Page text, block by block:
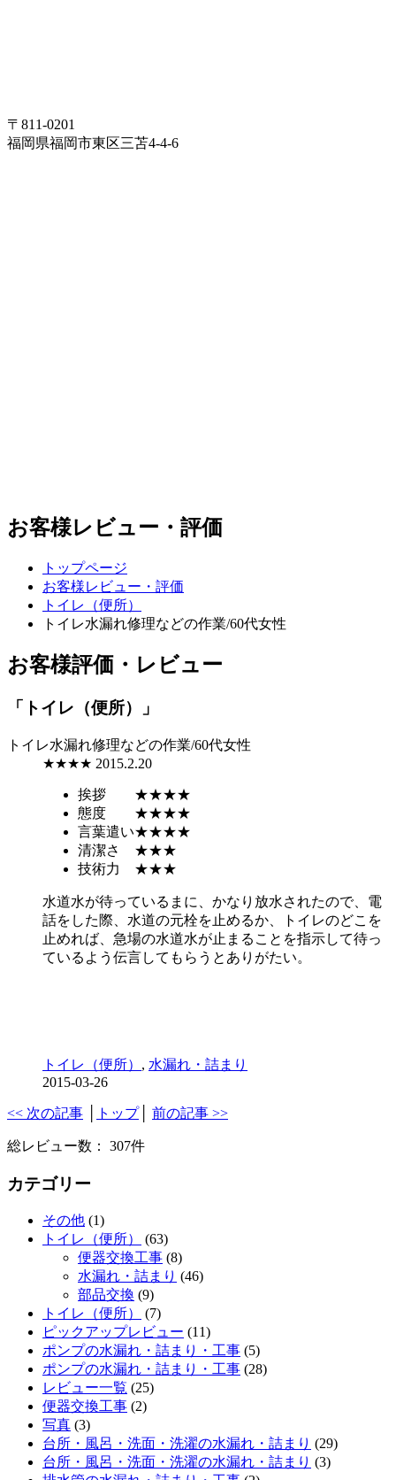
〒811-0201
福岡県福岡市東区三苫4-4-6
お客様レビュー・評価
トップページ
お客様レビュー・評価
トイレ（便所）
トイレ水漏れ修理などの作業/60代女性
お客様評価・レビュー
「トイレ（便所）」
トイレ水漏れ修理などの作業/60代女性
★★★★ 2015.2.20
挨拶 ★★★★
態度 ★★★★
言葉遣い★★★★
清潔さ ★★★
技術力 ★★★
水道水が待っているまに、かなり放水されたので、電
話をした際、水道の元栓を止めるか、トイレのどこを
止めれば、急場の水道水が止まることを指示して待っ
ているよう伝言してもらうとありがたい。
トイレ（便所） , 水漏れ・詰まり
2015-03-26
<< 次の記事 トップ│ 前の記事 >>
総レビュー数： 307件
カテゴリー
その他 (1)
トイレ（便所）
(63)
便器交換工事 (8)
水漏れ・詰まり (46)
部品交換 (9)
トイレ（便所）
(7)
ピックアップレビュー (11)
ポンプの水漏れ・詰まり・工事 (5)
ポンプの水漏れ・詰まり・工事 (28)
レビュー一覧 (25)
便器交換工事 (2)
写真 (3)
台所・風呂・洗面・洗濯の水漏れ・詰まり (29)
台所・風呂・洗面・洗濯の水漏れ・詰まり (3)